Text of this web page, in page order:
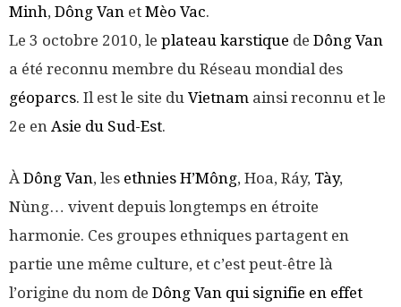
Minh, Dông Van et Mèo Vac.
Le 3 octobre 2010, le plateau karstique de Dông Van
a été reconnu membre du Réseau mondial des
géoparcs. Il est le site du Vietnam ainsi reconnu et le
2e en Asie du Sud-Est.
À Dông Van, les ethnies H’Mông, Hoa, Ráy, Tày,
Nùng… vivent depuis longtemps en étroite
harmonie. Ces groupes ethniques partagent en
partie une même culture, et c’est peut-être là
l’origine du nom de Dông Van qui signifie en effet